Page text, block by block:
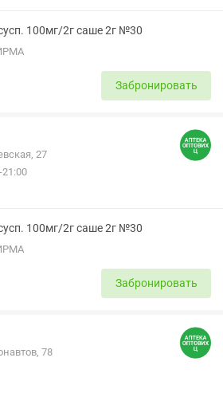
100мг/2г саше 2г №30
Забронировать
27
100мг/2г саше 2г №30
Забронировать
78